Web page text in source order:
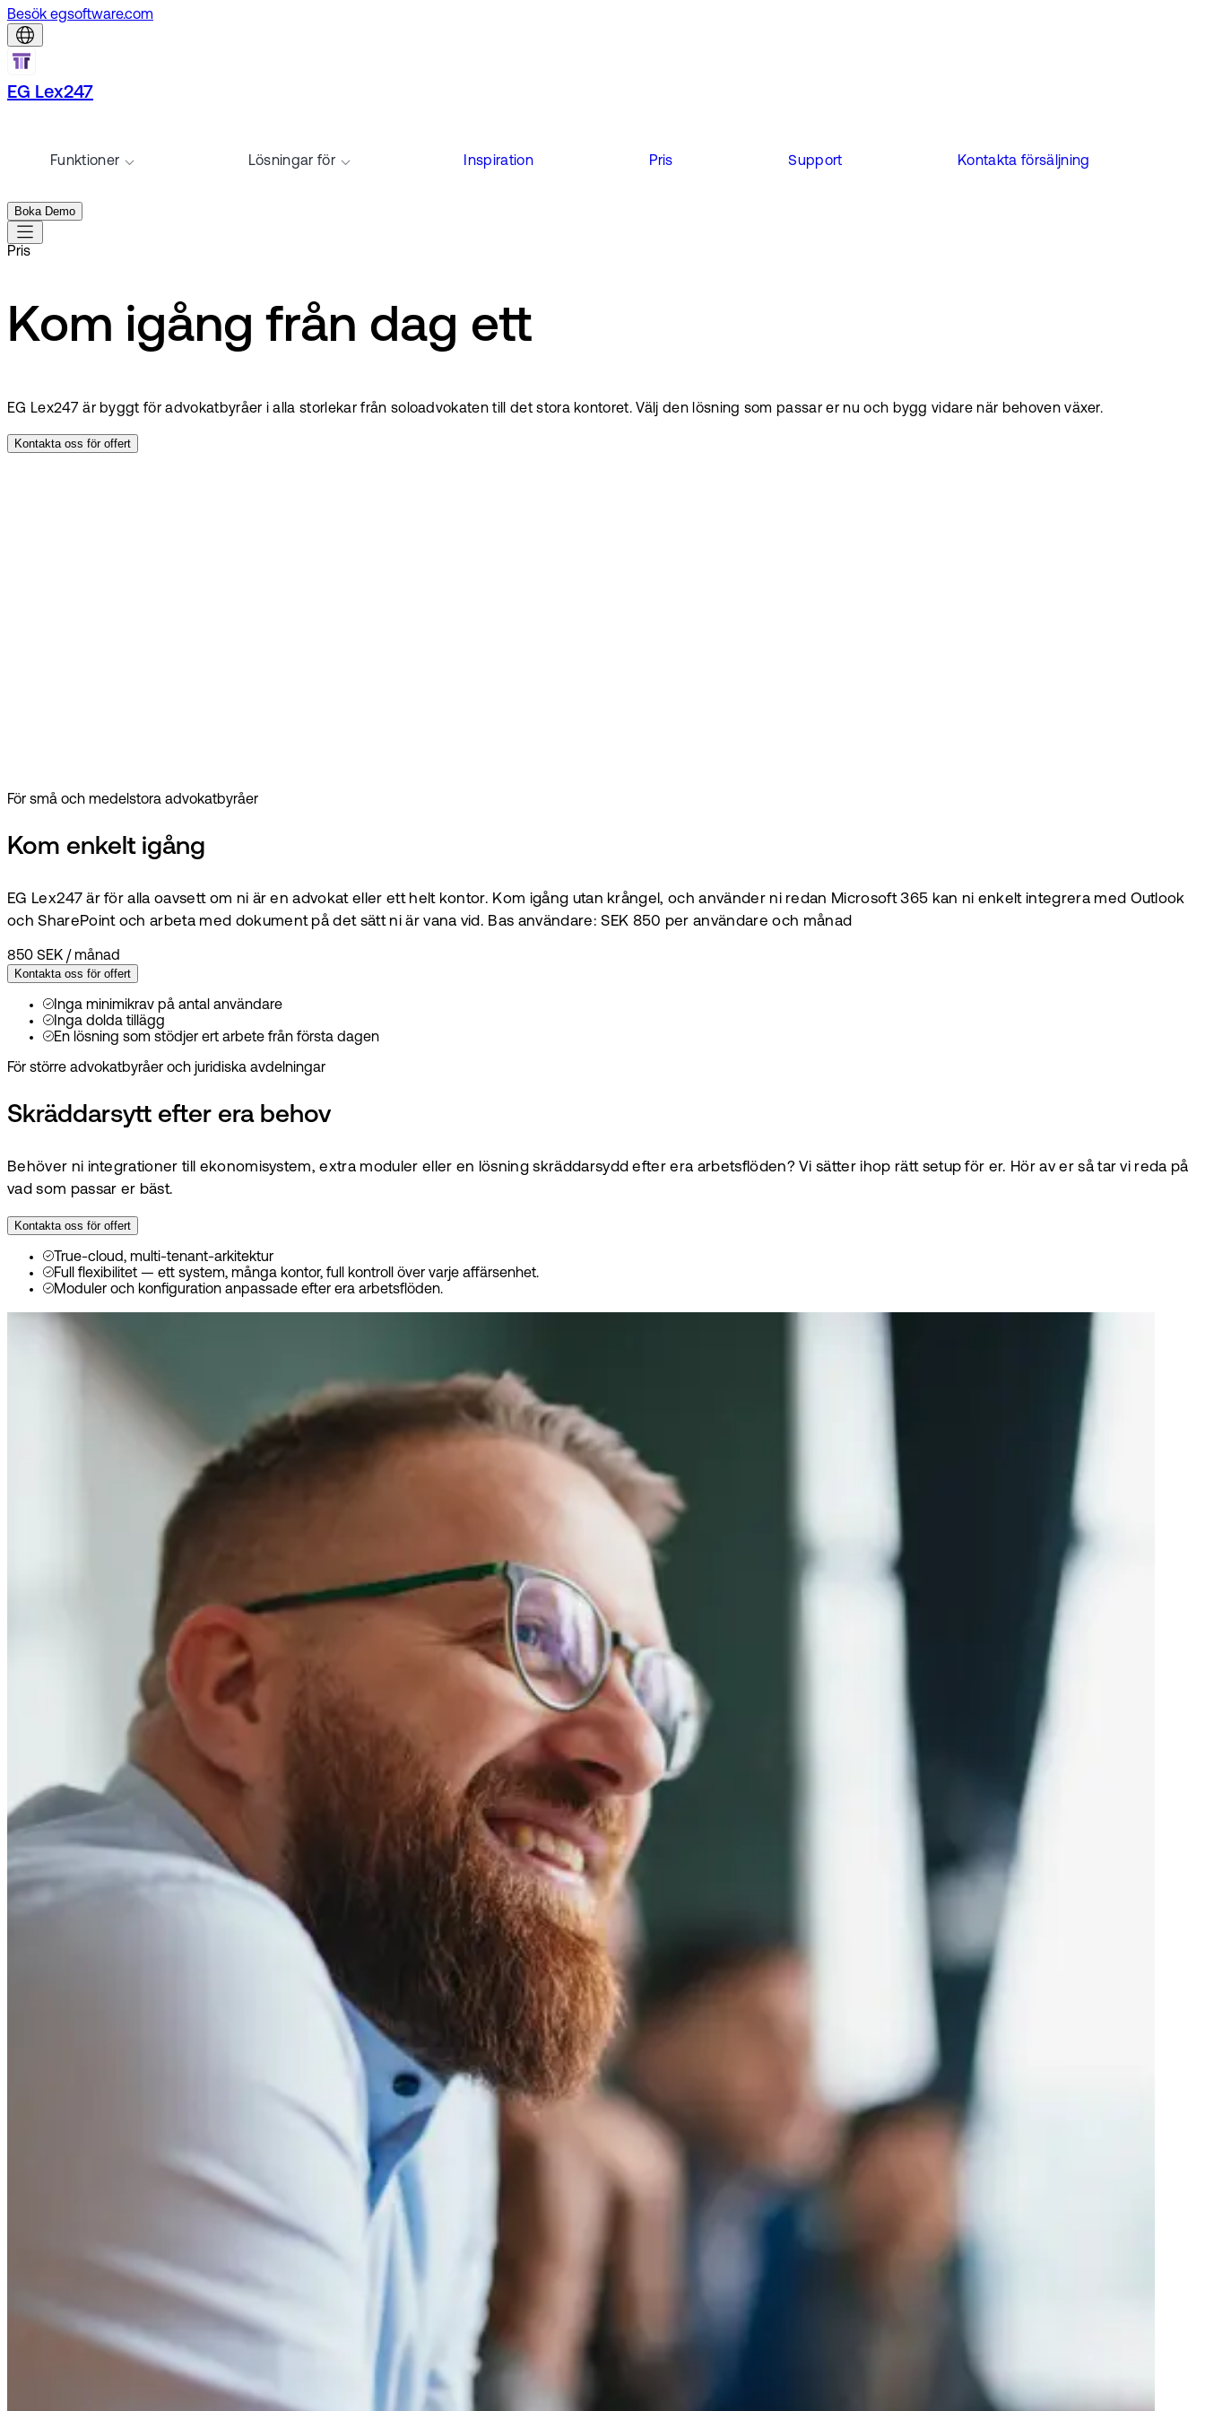
Besök egsoftware.com
EG Lex247
Funktioner Lösningar för Inspiration Pris Support Kontakta försäljning
Boka Demo
Pris
Kom igång från dag ett
EG Lex247 är byggt för advokatbyråer i alla storlekar från soloadvokaten till det stora kontoret. Välj den lösning som passar er nu och bygg vidare när behoven växer.
Kontakta oss för offert
För små och medelstora advokatbyråer
Kom enkelt igång
EG Lex247 är för alla oavsett om ni är en advokat eller ett helt kontor. Kom igång utan krångel, och använder ni redan Microsoft 365 kan ni enkelt integrera med Outlook
och SharePoint och arbeta med dokument på det sätt ni är vana vid. Bas användare: SEK 850 per användare och månad
850 SEK / månad
Kontakta oss för offert
Inga minimikrav på antal användare
Inga dolda tillägg
En lösning som stödjer ert arbete från första dagen
För större advokatbyråer och juridiska avdelningar
Skräddarsytt efter era behov
Behöver ni integrationer till ekonomisystem, extra moduler eller en lösning skräddarsydd efter era arbetsflöden? Vi sätter ihop rätt setup för er. Hör av er så tar vi reda på
vad som passar er bäst.
Kontakta oss för offert
True-cloud, multi-tenant-arkitektur
Full flexibilitet — ett system, många kontor, full kontroll över varje affärsenhet.
Moduler och konfiguration anpassade efter era arbetsflöden.